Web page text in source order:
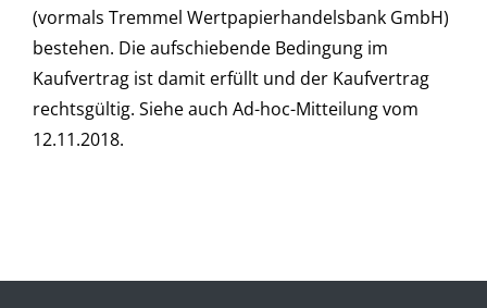
(vormals Tremmel Wertpapierhandelsbank GmbH)
bestehen. Die aufschiebende Bedingung im
Kaufvertrag ist damit erfüllt und der Kaufvertrag
rechtsgültig. Siehe auch Ad-hoc-Mitteilung vom
12.11.2018.